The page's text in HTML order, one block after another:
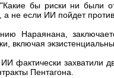
бы риски ни
не если ИИ пойдет против
Нараянана,
включая
захватили
Пентагона.